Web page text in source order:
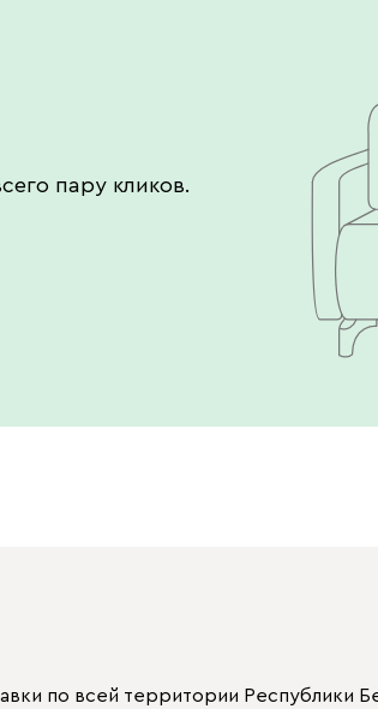
пару кликов.
по всей территории Республики